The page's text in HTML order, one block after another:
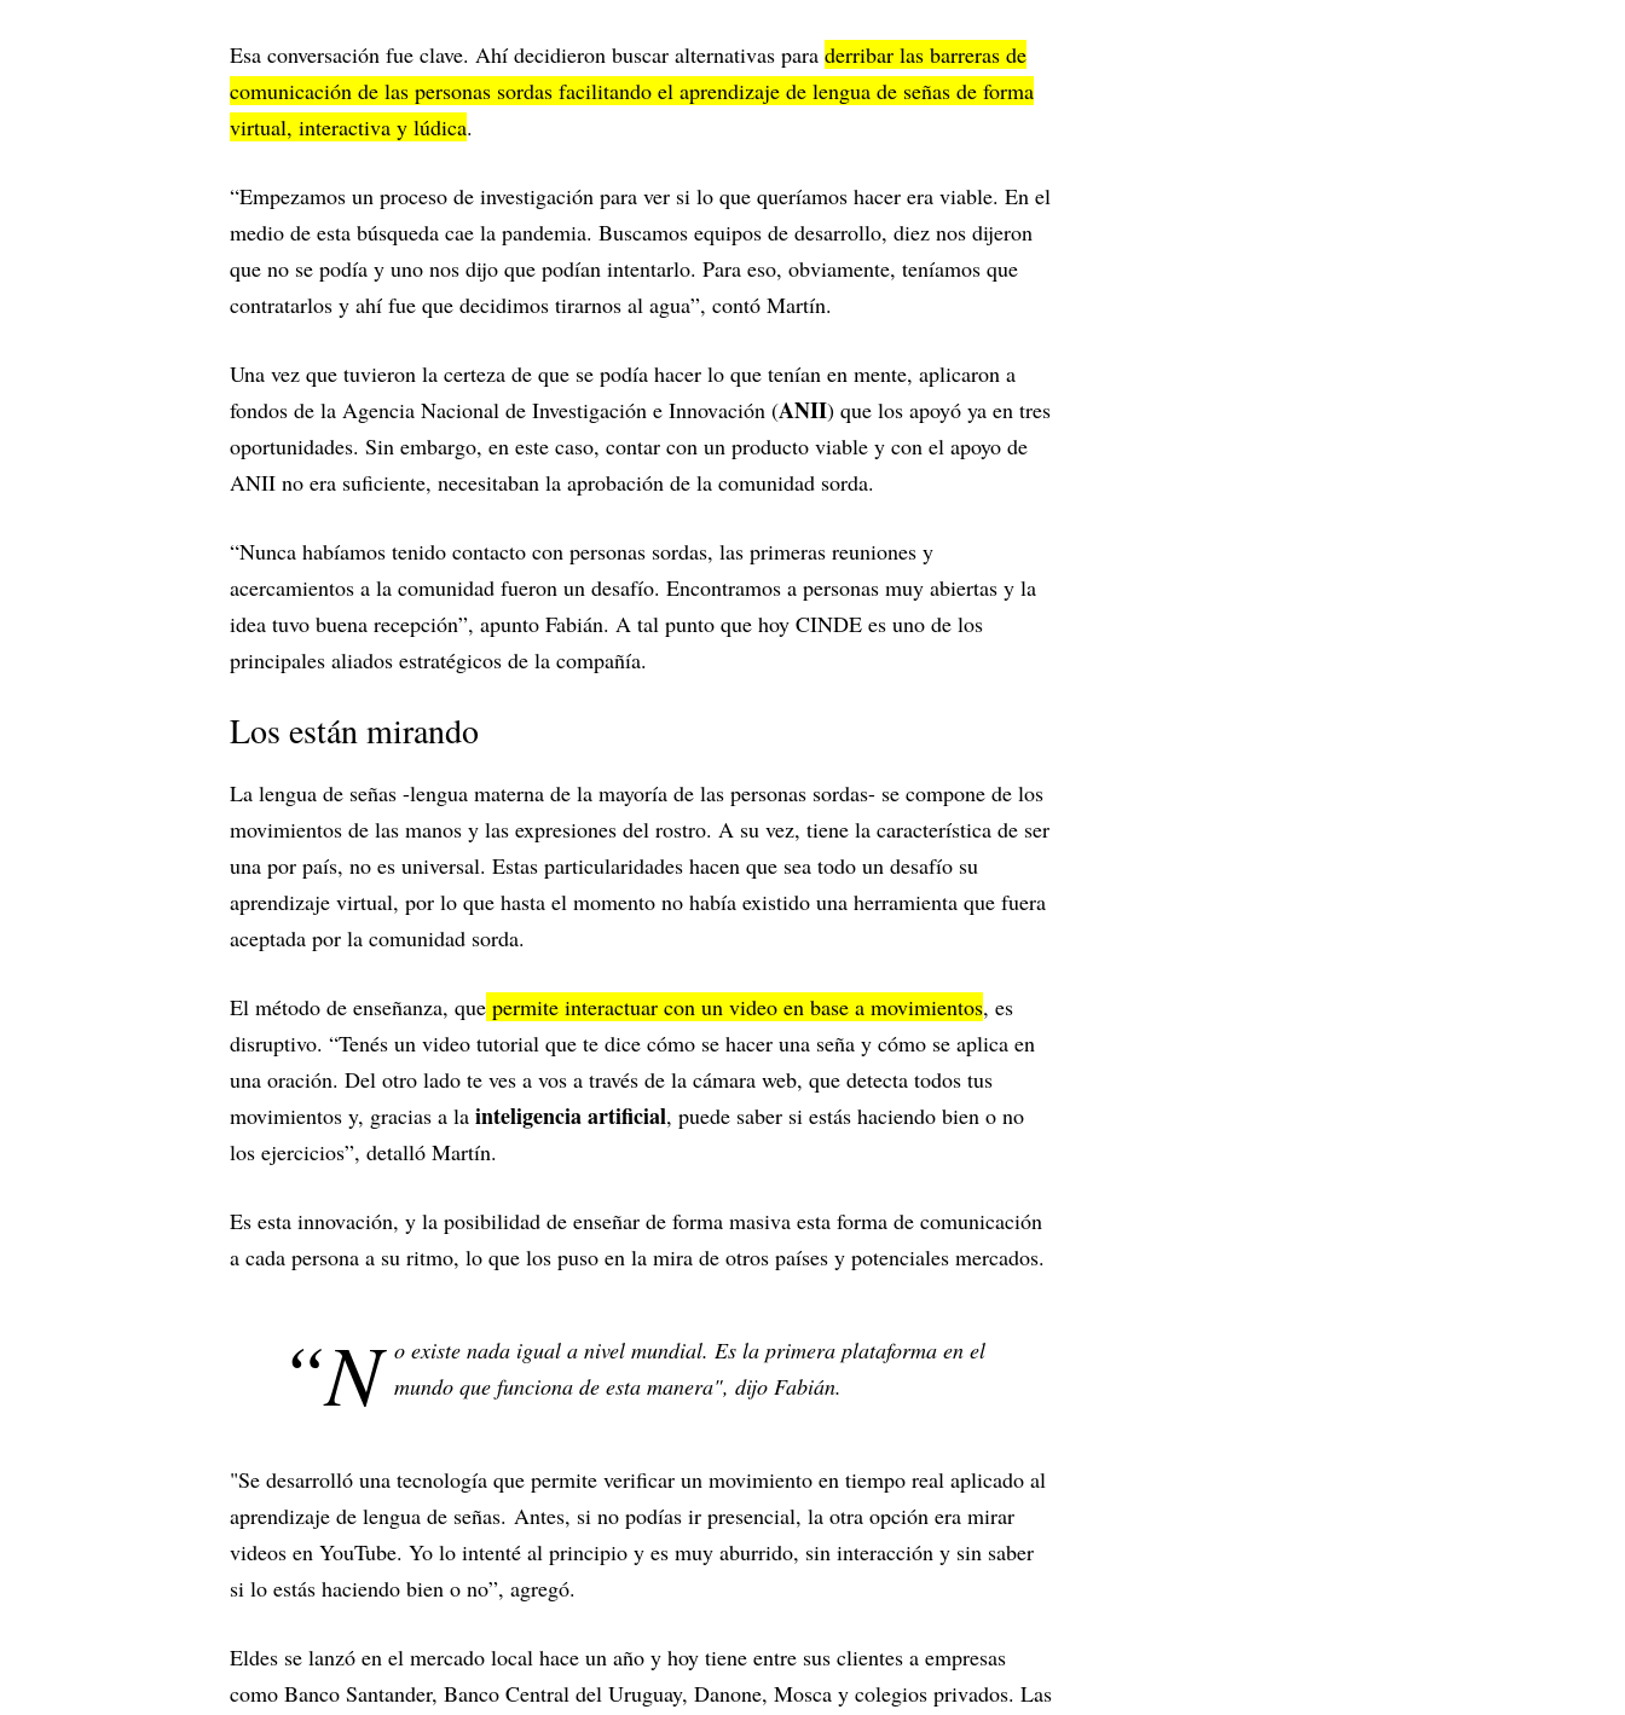
Esa conversación fue clave. Ahí decidieron buscar alternativas para derribar las barreras de
comunicación de las personas sordas facilitando el aprendizaje de lengua de señas de forma
virtual, interactiva y lúdica.
“Empezamos un proceso de investigación para ver si lo que queríamos hacer era viable. En el
medio de esta búsqueda cae la pandemia. Buscamos equipos de desarrollo, diez nos dijeron
que no se podía y uno nos dijo que podían intentarlo. Para eso, obviamente, teníamos que
contratarlos y ahí fue que decidimos tirarnos al agua”, contó Martín.
Una vez que tuvieron la certeza de que se podía hacer lo que tenían en mente, aplicaron a
fondos de la Agencia Nacional de Investigación e Innovación (ANII) que los apoyó ya en tres
oportunidades. Sin embargo, en este caso, contar con un producto viable y con el apoyo de
ANII no era suficiente, necesitaban la aprobación de la comunidad sorda.
“Nunca habíamos tenido contacto con personas sordas, las primeras reuniones y
acercamientos a la comunidad fueron un desafío. Encontramos a personas muy abiertas y la
idea tuvo buena recepción”, apunto Fabián. A tal punto que hoy CINDE es uno de los
principales aliados estratégicos de la compañía.
Los están mirando
La lengua de señas -lengua materna de la mayoría de las personas sordas- se compone de los
movimientos de las manos y las expresiones del rostro. A su vez, tiene la característica de ser
una por país, no es universal. Estas particularidades hacen que sea todo un desafío su
aprendizaje virtual, por lo que hasta el momento no había existido una herramienta que fuera
aceptada por la comunidad sorda.
El método de enseñanza, que permite interactuar con un video en base a movimientos, es
disruptivo. “Tenés un video tutorial que te dice cómo se hacer una seña y cómo se aplica en
una oración. Del otro lado te ves a vos a través de la cámara web, que detecta todos tus
movimientos y, gracias a la inteligencia artificial, puede saber si estás haciendo bien o no
los ejercicios”, detalló Martín.
Es esta innovación, y la posibilidad de enseñar de forma masiva esta forma de comunicación
a cada persona a su ritmo, lo que los puso en la mira de otros países y potenciales mercados.
“N o existe nada igual a nivel mundial. Es la primera plataforma en el
mundo que funciona de esta manera", dijo Fabián.
"Se desarrolló una tecnología que permite verificar un movimiento en tiempo real aplicado al
aprendizaje de lengua de señas. Antes, si no podías ir presencial, la otra opción era mirar
videos en YouTube. Yo lo intenté al principio y es muy aburrido, sin interacción y sin saber
si lo estás haciendo bien o no”, agregó.
Eldes se lanzó en el mercado local hace un año y hoy tiene entre sus clientes a empresas
como Banco Santander, Banco Central del Uruguay, Danone, Mosca y colegios privados. Las